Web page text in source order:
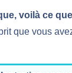
voilà ce
que vous